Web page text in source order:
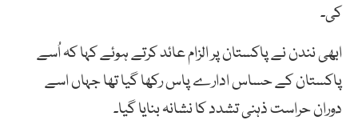
کی۔
ابھی نندن نے پاکستان پر الزام عائد کرتے ہوئے کہا کہ اُسے
پاکستان کے حساس ادارے پاس رکھا گیا تھا جہاں اسے
دوران حراست ذہنی تشدد کا نشانہ بنایا گیا۔